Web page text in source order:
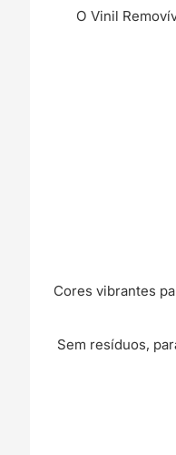
O Vinil
Cores vibrantes
Sem resíduos,